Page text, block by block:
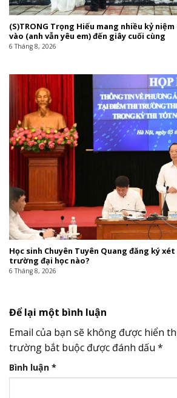
(S)TRONG Trọng Hiếu mang nhiều kỷ
vào (anh vẫn yêu em) đến giây cuối cùng
6 Tháng 8, 2026
Học sinh Chuyên Tuyên Quang đăng ký
trường đại học nào?
6 Tháng 8, 2026
Để lại một bình luận
Email của bạn sẽ không được hiển
trường bắt buộc được đánh dấu *
Bình luận *